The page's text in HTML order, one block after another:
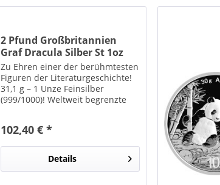
2 Pfund Großbritannien
Graf Dracula Silber St 1oz
Zu Ehren einer der berühmtesten
Figuren der Literaturgeschichte!
31,1 g – 1 Unze Feinsilber
(999/1000)! Weltweit begrenzte
einer der berühmtesten Figuren
der...
102,40 € *
Details